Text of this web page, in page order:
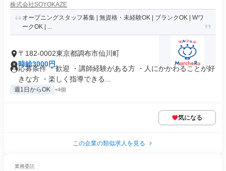
株式会社SOYOKAZE
オープニングスタッフ募集 | 無資格・未経験OK | ブランクOK | Wワ
ークOK | ...
〒182-0002東京都調布市仙川町
時給3000円
応募条件 ＊歓迎 ・講師経験がある方 ・人にかかわることが好
きな方 ・楽しく指導できる...
週1日からOK +4個
気になる
この企業の類似求人を見る
業務委託